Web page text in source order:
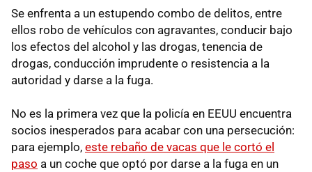
Se enfrenta a un estupendo combo de delitos, entre
ellos robo de vehículos con agravantes, conducir bajo
los efectos del alcohol y las drogas, tenencia de
drogas, conducción imprudente o resistencia a la
autoridad y darse a la fuga.
No es la primera vez que la policía en EEUU encuentra
socios inesperados para acabar con una persecución:
para ejemplo, este rebaño de vacas que le cortó el
paso a un coche que optó por darse a la fuga en un